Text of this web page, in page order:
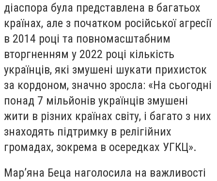
діаспора була представлена в багатьох
країнах, але з початком російської агресії
в 2014 році та повномасштабним
вторгненням у 2022 році кількість
українців, які змушені шукати прихисток
за кордоном, значно зросла: «На сьогодні
понад 7 мільйонів українців змушені
жити в різних країнах світу, і багато з них
знаходять підтримку в релігійних
громадах, зокрема в осередках УГКЦ».
Мар’яна Беца наголосила на важливості